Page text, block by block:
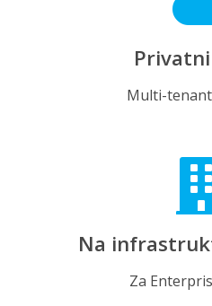
Multi-
Na
Za